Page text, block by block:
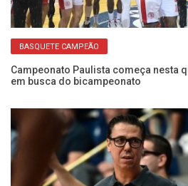
BASQUETE CAMPEÃO
Campeonato Paulista começa nesta
em busca do bicampeonato